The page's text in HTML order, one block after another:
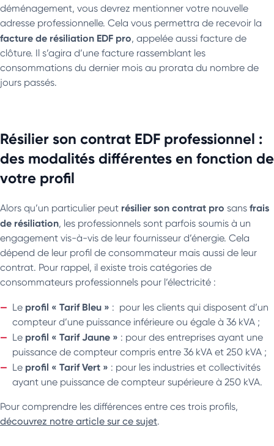
déménagement, vous devrez mentionner votre nouvelle
adresse professionnelle. Cela vous permettra de recevoir la
facture de résiliation EDF pro, appelée aussi facture de
clôture. Il s’agira d’une facture rassemblant les
consommations du dernier mois au prorata du nombre de
jours passés.
Résilier son contrat EDF professionnel :
des modalités différentes en fonction de
votre profil
Alors qu’un particulier peut résilier son contrat pro sans frais
de résiliation, les professionnels sont parfois soumis à un
engagement vis-à-vis de leur fournisseur d’énergie. Cela
dépend de leur profil de consommateur mais aussi de leur
contrat. Pour rappel, il existe trois catégories de
consommateurs professionnels pour l’électricité :
Le profil « Tarif Bleu » : pour les clients qui disposent d’un
compteur d’une puissance inférieure ou égale à 36 kVA ;
Le profil « Tarif Jaune » : pour des entreprises ayant une
puissance de compteur compris entre 36 kVA et 250 kVA ;
Le profil « Tarif Vert » : pour les industries et collectivités
ayant une puissance de compteur supérieure à 250 kVA.
Pour comprendre les différences entre ces trois profils,
découvrez notre article sur ce sujet.